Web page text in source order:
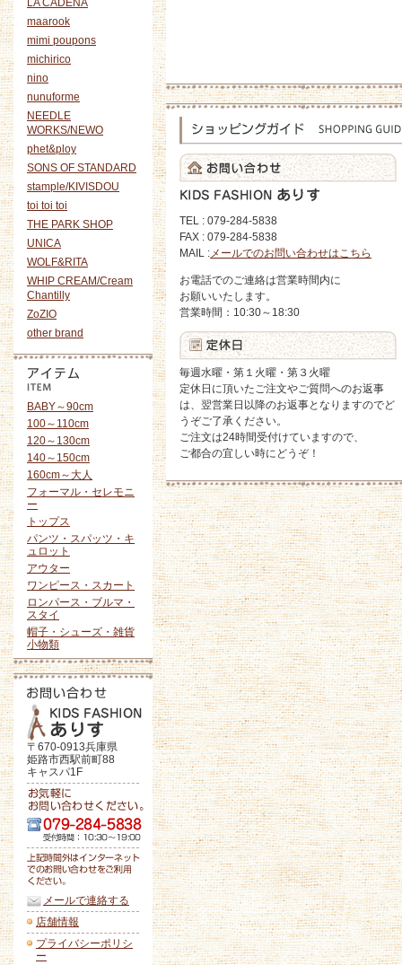
TEL : 079-284-5838
FAX : 079-284-5838
MAIL :メールでのお問い合わせはこちら
お電話でのご連絡は営業時間内に
お願いいたします。
営業時間：10:30～18:30
毎週水曜・第１火曜・第３火曜
定休日に頂いたご注文やご質問へのお返事
は、翌営業日以降のお返事となりますのでど
うぞご了承ください。
ご注文は24時間受付けていますので、
ご都合の宜しい時にどうぞ！
LA CADENA
maarook
mimi poupons
michirico
nino
nunuforme
NEEDLE
WORKS/NEWO
phet&ploy
SONS OF STANDARD
stample/KIVISDOU
toi toi toi
THE PARK SHOP
UNICA
WOLF&RITA
WHIP CREAM/Cream
Chantilly
ZoZIO
other brand
BABY～90cm
100～110cm
120～130cm
140～150cm
160cm～大人
フォーマル・セレモニ
ー
トップス
パンツ・スパッツ・キ
ュロット
アウター
ワンピース・スカート
ロンパース・ブルマ・
スタイ
帽子・シューズ・雑貨
小物類
〒670-0913兵庫県
姫路市西駅前町88
キャスパ1F
メールで連絡する
店舗情報
プライバシーポリシ
ー